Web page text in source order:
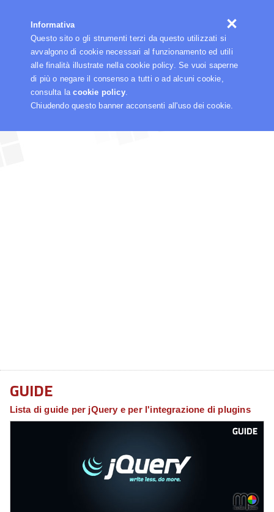
Informativa
Questo sito o gli strumenti terzi da questo utilizzati si
avvalgono di cookie necessari al funzionamento ed utili
alle finalità illustrate nella cookie policy. Se vuoi saperne
di più o negare il consenso a tutti o ad alcuni cookie,
consulta lacookie policy.
Chiudendo questo banner acconsenti all'uso dei cookie.
GUIDE
Lista di guide per jQuery e per l'integrazione di plugins